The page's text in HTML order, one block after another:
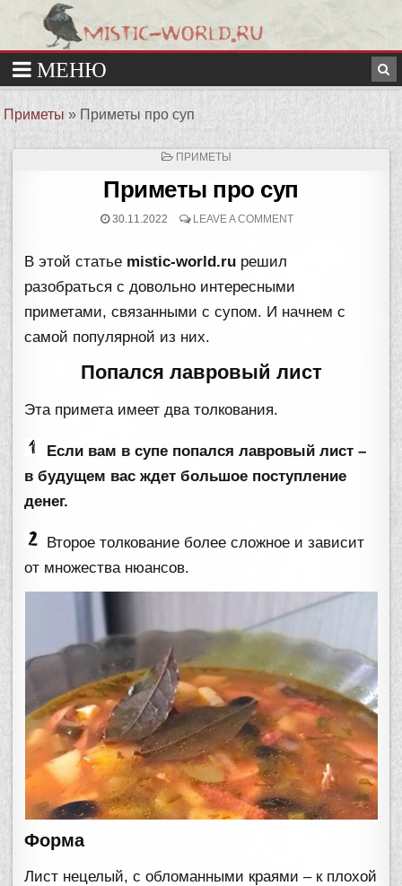
Приметы » Приметы про суп
ОПУБЛИКОВАНО
ПРИМЕТЫ
Приметы про суп
30.11.2022 LEAVE A COMMENT
В этой статье mistic-world.ru решил
разобраться с довольно интересными
приметами, связанными с супом. И начнем с
самой популярной из них.
Попался лавровый лист
Эта примета имеет два толкования.
Если вам в супе попался лавровый лист –
в будущем вас ждет большое поступление
денег.
Второе толкование более сложное и зависит
от множества нюансов.
Форма
Лист нецелый, с обломанными краями – к плохой